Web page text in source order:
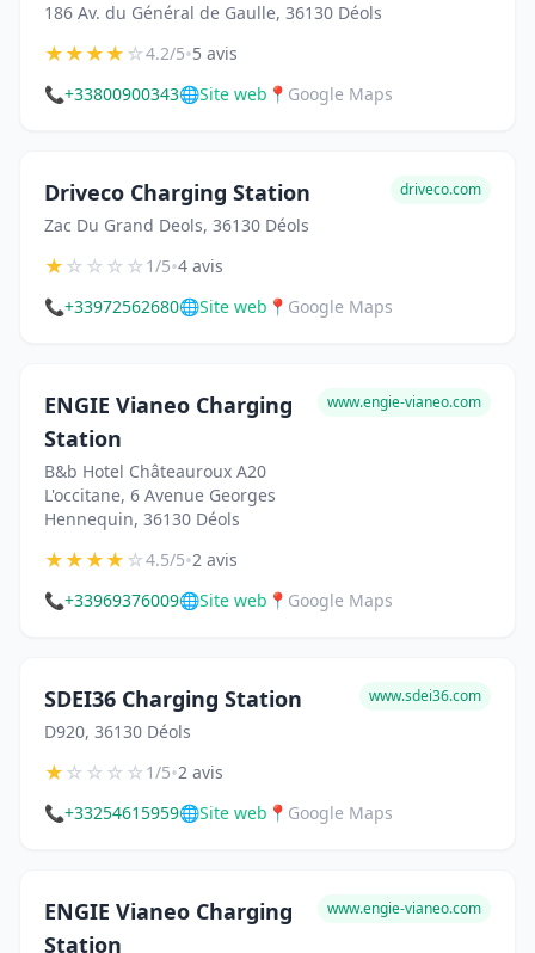
186 Av. du Général de Gaulle, 36130 Déols
★★★★☆4.2/5•5 avis
📞+33800900343🌐Site web 📍 Google Maps
Driveco Charging Station
Zac Du Grand Deols, 36130 Déols
driveco.com
★☆☆☆☆1/5•4 avis
📞+33972562680🌐Site web 📍 Google Maps
ENGIE Vianeo Charging
Station
B&b Hotel Châteauroux A20
L'occitane, 6 Avenue Georges
Hennequin, 36130 Déols
www.engie-vianeo.com
★★★★☆4.5/5•2 avis
📞+33969376009🌐Site web 📍 Google Maps
SDEI36 Charging Station
D920, 36130 Déols
www.sdei36.com
★☆☆☆☆1/5•2 avis
📞+33254615959🌐Site web 📍 Google Maps
ENGIE Vianeo Charging
Station
www.engie-vianeo.com